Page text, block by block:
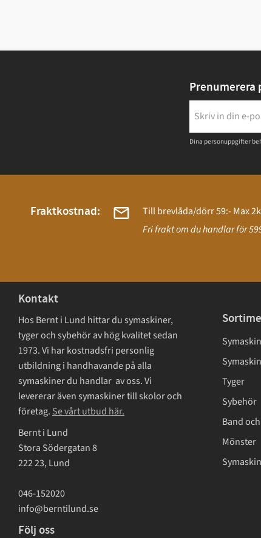
Prenumerera
Dina personuppgifter
Fraktkostnad:
Till brevlåda/dörr 59:- Max
Fri frakt om du handlar för
Kontakt
Hos Bernt i Lund hittar du symaskiner,
tyger och sybehör av hög kvalitet sedan
1973. Vi har kostnadsfri personlig
utbildning i handhavande på alla
symaskiner du handlar av oss. Vi
levererar även symaskiner till skolor och
företag. Se vårt utbud här.
Bernt i Lund
Stora Södergatan 8
222 23, Lund
046-152020
info@berntilund.se
Följ oss
Tyger
Sybehör
Band
Mönster